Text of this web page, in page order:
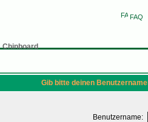
FAQ
Chinboard
Gib bitte deinen
Benutzername: